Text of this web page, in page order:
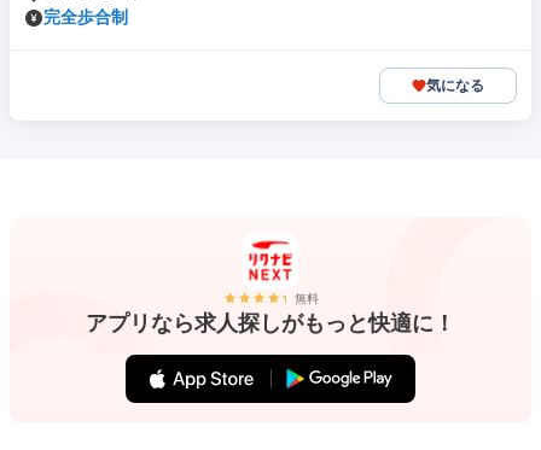
完全歩合制
気になる
無料
アプリなら求人探しがもっと快適に！